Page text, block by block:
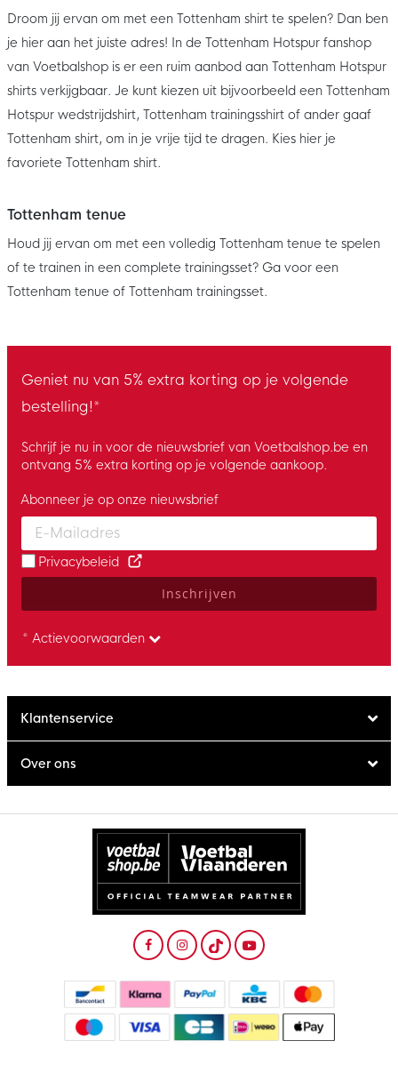
Droom jij ervan om met een Tottenham shirt te spelen? Dan ben
je hier aan het juiste adres! In de Tottenham Hotspur fanshop
van Voetbalshop is er een ruim aanbod aan Tottenham Hotspur
shirts verkijgbaar. Je kunt kiezen uit bijvoorbeeld een Tottenham
Hotspur wedstrijdshirt, Tottenham trainingsshirt of ander gaaf
Tottenham shirt, om in je vrije tijd te dragen. Kies hier je
favoriete Tottenham shirt.
Tottenham tenue
Houd jij ervan om met een volledig Tottenham tenue te spelen
of te trainen in een complete trainingsset? Ga voor een
Tottenham tenue of Tottenham trainingsset.
Geniet nu van 5% extra korting op je volgende
bestelling!*
Schrijf je nu in voor de nieuwsbrief van Voetbalshop.be en
ontvang 5% extra korting op je volgende aankoop.
Enter your email and accept the privacy policy to subscribe to
Abonneer je op onze nieuwsbrief
Privacybeleid
Inschrijven
* Actievoorwaarden
Klantenservice
Over ons